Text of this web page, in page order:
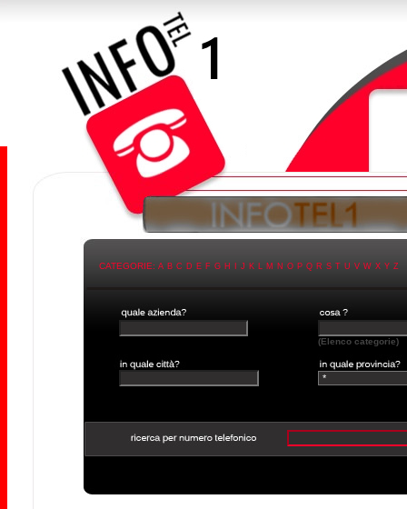
CATEGORIE: A B C D E F G H J K L M N O P Q R S T U V W X Y Z
(Elenco categorie)